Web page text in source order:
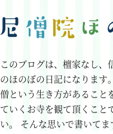
このブログは、檀家なし
のほのぼの日記になります。
僧という生き方があること
ていくお寺を観て頂くこと
い。 そんな思いで書いてま